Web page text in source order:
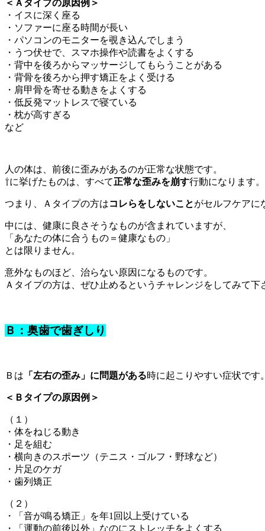
＜Ａタイプの原因例＞
・イスに深く座る
・ソファーに座る時間が長い
・パソコンのモニターを覗き込んでしまう
・うつ伏せで、スマホ操作や読書をよくする
・背中を後ろからマッサージしてもらうことがある
・背骨を後ろから押す矯正をよく受ける
・肩甲骨を寄せる動きをよくする
・低反発マットレスで寝ている
・枕が高すぎる
など
人の体は、前後に歪みがあるのが正常な状態です。
⇧に挙げたものは、すべて正常な歪みを崩す行動になります。
つまり、Ａタイプの方はコレらをしないことがセルフケアに
中には、健康に良さそうなものが含まれていますが、
「あなたの体に合うもの＝健康なもの」
とは限りません。
意外なものほど、治らない原因になるものです。
Ａタイプの方は、ぜひ止めるというチャレンジをしてみて下
Ｂ：奥歯で歯ぎしり
Ｂは 「左右の歪み」に問題がある時に起こりやすい症状です。
＜Ｂタイプの原因例＞
（１）
・体をねじる動き
・足を組む
・横向きのスポーツ（テニス・ゴルフ・野球など）
・片足のケガ
・歯列矯正
（２）
・「音が鳴る矯正」を年1回以上受けている
・「運動の前後以外」なのにストレッチをよくする